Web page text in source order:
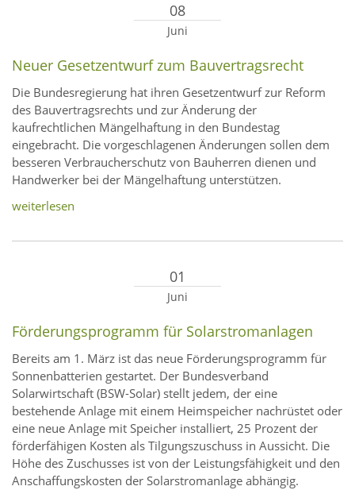
08
Juni
Neuer Gesetzentwurf zum Bauvertragsrecht
Die Bundesregierung hat ihren Gesetzentwurf zur Reform
des Bauvertragsrechts und zur Änderung der
kaufrechtlichen Mängelhaftung in den Bundestag
eingebracht. Die vorgeschlagenen Änderungen sollen dem
besseren Verbraucherschutz von Bauherren dienen und
Handwerker bei der Mängelhaftung unterstützen.
weiterlesen
01
Juni
Förderungsprogramm für Solarstromanlagen
Bereits am 1. März ist das neue Förderungsprogramm für
Sonnenbatterien gestartet. Der Bundesverband
Solarwirtschaft (BSW-Solar) stellt jedem, der eine
bestehende Anlage mit einem Heimspeicher nachrüstet oder
eine neue Anlage mit Speicher installiert, 25 Prozent der
förderfähigen Kosten als Tilgungszuschuss in Aussicht. Die
Höhe des Zuschusses ist von der Leistungsfähigkeit und den
Anschaffungskosten der Solarstromanlage abhängig.